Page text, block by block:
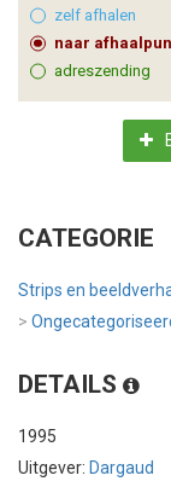
zelf afhalen
naar
adreszending
CATEGORIE
Strips en
>
DETAILS
1995
Uitgever: Dargaud